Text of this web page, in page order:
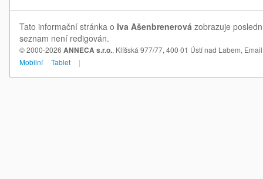
Tato informační stránka o Iva Ašenbrenerová zobrazuje
seznam není redigován.
© 2000-2026 ANNECA s.r.o., Klíšská 977/77, 400 01 Ústí nad Labem,
Mobilní
Tablet |